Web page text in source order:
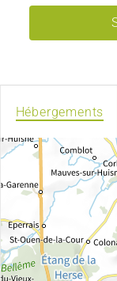
Hébergements